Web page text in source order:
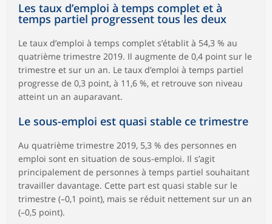
Les taux d’emploi à temps complet et à
temps partiel progressent tous les deux
Le taux d’emploi à temps complet s’établit à 54,3 % au
quatrième trimestre 2019. Il augmente de 0,4 point sur le
trimestre et sur un an. Le taux d’emploi à temps partiel
progresse de 0,3 point, à 11,6 %, et retrouve son niveau
atteint un an auparavant.
Le sous-emploi est quasi stable ce trimestre
Au quatrième trimestre 2019, 5,3 % des personnes en
emploi sont en situation de sous-emploi. Il s’agit
principalement de personnes à temps partiel souhaitant
travailler davantage. Cette part est quasi stable sur le
trimestre (–0,1 point), mais se réduit nettement sur un an
(–0,5 point).